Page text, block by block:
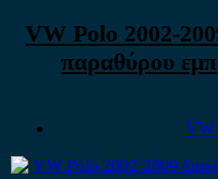
VW Polo 2002-
παραθύρου
VW